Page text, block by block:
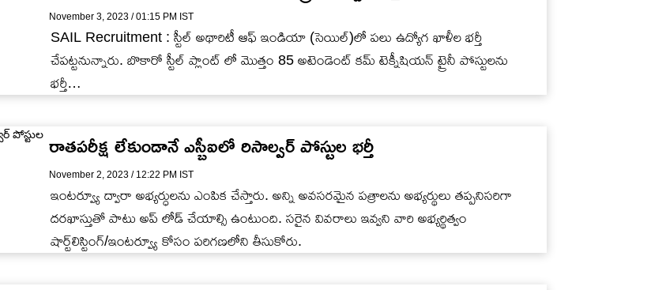
November 3, 2023 / 01:15 PM IST
SAIL Recruitment : స్టీల్‌ అథారిటీ ఆఫ్‌ ఇండియా (సెయిల్‌)లో పలు ఉద్యోగ ఖాళీల భర్తీ
చేపట్టనున్నారు. బొకారో స్టీల్‌ ప్లాంట్‌ లో మొత్తం 85 అటెండెంట్‌ కమ్‌ టెక్నీషియన్‌ ట్రైనీ పోస్టులను
భర్తీ…
రాతపరీక్ష లేకుండానే ఎస్బీఐలో రిసాల్వర్ పోస్టుల భర్తీ
November 2, 2023 / 12:22 PM IST
ఇంటర్వ్యూ ద్వారా అభ్యర్ధులను ఎంపిక చేస్తారు. అన్ని అవసరమైన పత్రాలను అభ్యర్థులు తప్పనిసరిగా
దరఖాస్తుతో పాటు అప్ లోడ్ చేయాల్సి ఉంటుంది. సరైన వివరాలు ఇవ్వని వారి అభ్యర్థిత్వం
షార్ట్‌లిస్టింగ్/ఇంటర్వ్యూ కోసం పరిగణలోని తీసుకోరు.